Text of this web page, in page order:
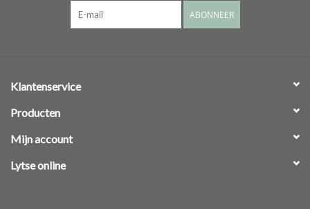
ABONNEER
Klantenservice
Producten
Mijn account
Lytse online